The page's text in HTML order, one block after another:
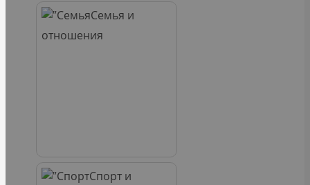
Семья и
отношения
Спорт и